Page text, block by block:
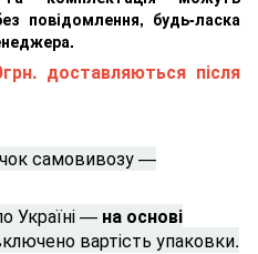
повідомлення, будь-ласка
доставляються після
самовивозу —
Україні — на основі
вартість упаковки.